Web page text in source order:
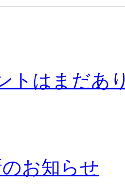
トはまだあ
お知らせ